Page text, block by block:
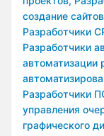
создание
Разработчики
Разработчики
автоматизации
Разработчики
управления
графического